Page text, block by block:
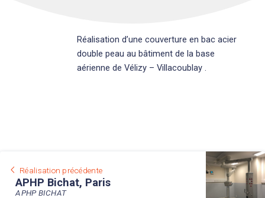
Réalisation d’une couverture en bac acier
double peau au bâtiment de la base
aérienne de Vélizy – Villacoublay .
Réalisation précédente
APHP Bichat, Paris
APHP BICHAT